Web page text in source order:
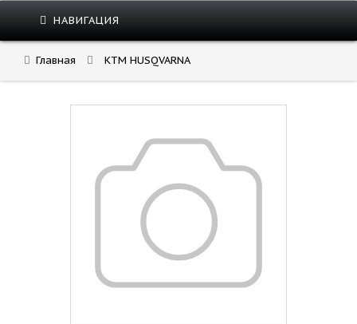
НАВИГАЦИЯ
Главная KTM HUSQVARNA